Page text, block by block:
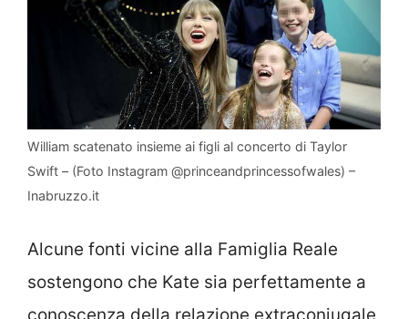
William scatenato insieme ai figli al concerto di Taylor
Swift – (Foto Instagram @princeandprincessofwales) –
Inabruzzo.it
Alcune fonti vicine alla Famiglia Reale
sostengono che Kate sia perfettamente a